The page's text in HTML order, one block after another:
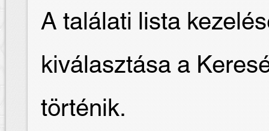
A találati lista
kiválasztása a
történik.